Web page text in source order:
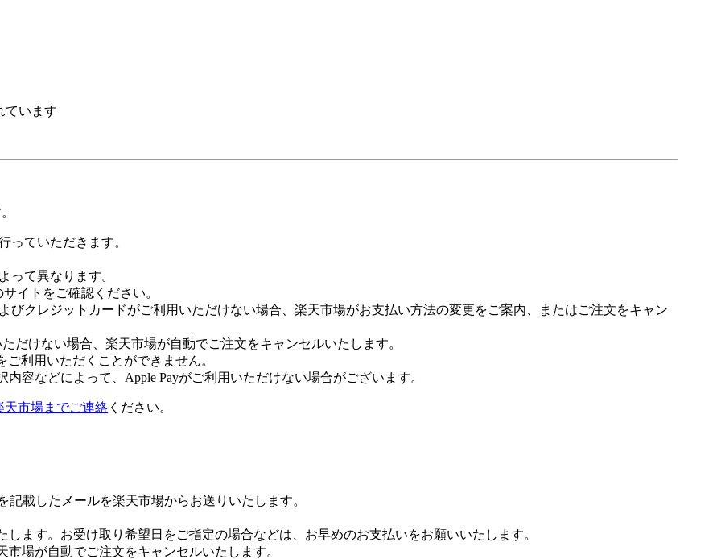
ています
っていただきます。
って異なります。
サイトをご確認ください。
びクレジットカードがご利用いただけない場合、楽天市場がお支払い方法の変更をご案内、またはご注文をキャン
だけない場合、楽天市場が自動でご注文をキャンセルいたします。
ご利用いただくことができません。
容などによって、Apple Payがご利用いただけない場合がございます。
天市場までご連絡 ください。
載したメールを楽天市場からお送りいたします。
ます。お受け取り希望日をご指定の場合などは、お早めのお支払いをお願いいたします。
場が自動でご注文をキャンセルいたします。